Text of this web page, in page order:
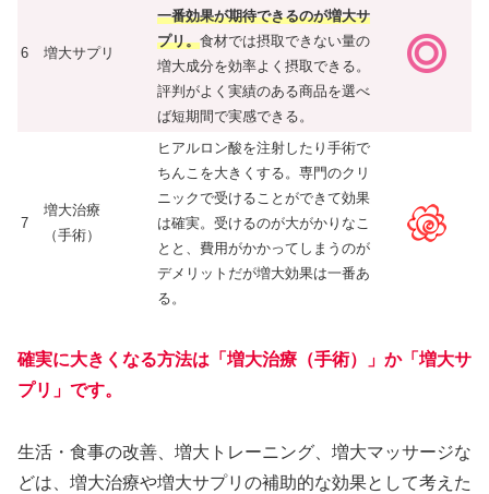
6 増大サプリ
一番効果が期待できるのが増大サ
プリ。食材では摂取できない量の
増大成分を効率よく摂取できる。
評判がよく実績のある商品を選べ
ば短期間で実感できる。
7
増大治療
（手術）
ヒアルロン酸を注射したり手術で
ちんこを大きくする。専門のクリ
ニックで受けることができて効果
は確実。受けるのが大がかりなこ
とと、費用がかかってしまうのが
デメリットだが増大効果は一番あ
る。
確実に大きくなる方法は「増大治療（手術）」か「増大サ
プリ」です。
生活・食事の改善、増大トレーニング、増大マッサージな
どは、増大治療や増大サプリの補助的な効果として考えた